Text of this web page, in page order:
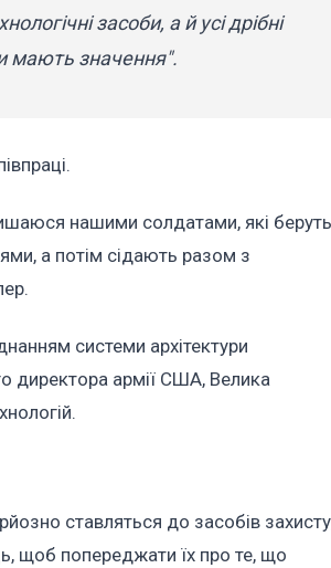
засоби, а й усі дрібні
мають значення".
нашими солдатами, які беруть
а потім сідають разом з
системи архітектури
директора армії США, Велика
ставляться до засобів
щоб попереджати їх про те, що